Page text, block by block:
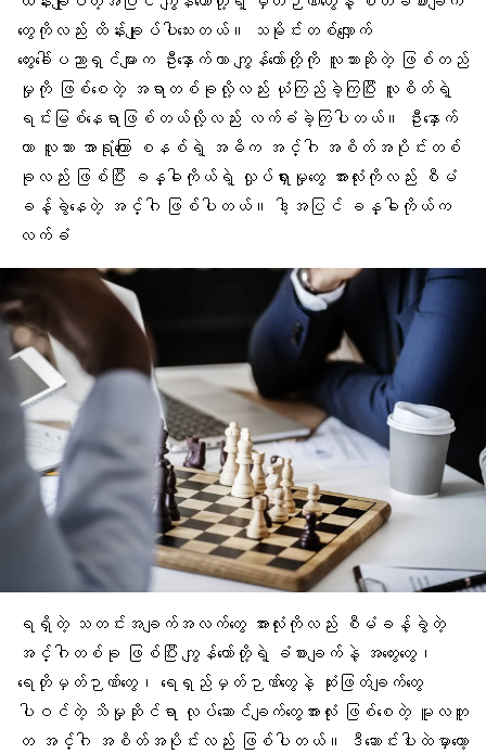
တွေကိုလည်း ထိန်းချုပ်ပါသေးတယ်။ သမိုင်းတစ်လျှောက်
တွေးခေါ်ပညာရှင်များက ဦးနှောက်ဟာ ကျွန်တော်တို့ကို လူသားဆိုတဲ့ ဖြစ်တည်
မှုကို ဖြစ်စေတဲ့ အရာတစ်ခုလို့လည်း ယုံကြည်ခဲ့ကြပြီး လူစိတ်ရဲ့
ရင်းမြစ်နေရာဖြစ်တယ်လို့လည်း လက်ခံခဲ့ကြပါတယ်။ ဦးနှောက်
ဟာ လူသား အာရုံကြော စနစ်ရဲ့ အဓိက အင်္ဂါ အစိတ်အပိုင်းတစ်
ခုလည်း ဖြစ်ပြီး ခန္ဓါကိုယ်ရဲ့ လှုပ်ရှားမှုတွေ အားလုံးကိုလည်း စီမံ
ခန့်ခွဲနေတဲ့ အင်္ဂါ ဖြစ်ပါတယ်။ ဒါ့အပြင် ခန္ဓါကိုယ်က
လက်ခံ
ရရှိတဲ့ သတင်းအချက်အလက်တွေ အားလုံးကိုလည်း စီမံခန့်ခွဲတဲ့
အင်္ဂါတစ်ခု ဖြစ်ပြီး ကျွန်တော်တို့ရဲ့ ခံစားချက်နဲ့ အတွေးတွေ၊
ရေတိုမှတ်ဉာဏ်တွေ၊ ရေရှည်မှတ်ဉာဏ်တွေနဲ့ ဆုံးဖြတ်ချက်တွေ
ပါဝင်တဲ့ သိမှုဆိုင်ရာ လုပ်ဆောင်ချက်တွေအားလုံး ဖြစ်စေတဲ့ မူလဘူ
တ အင်္ဂါ အစိတ်အပိုင်းလည်း ဖြစ်ပါတယ်။ ဒီဆောင်းပါးထဲမှာတော့